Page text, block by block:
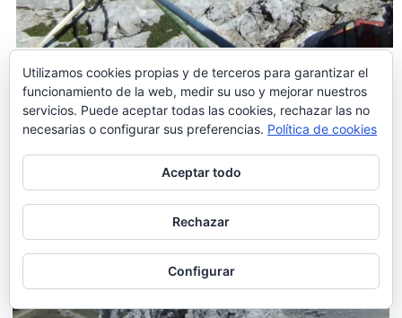
Placa final
Utilizamos cookies propias y de terceros para garantizar el
funcionamiento de la web, medir su uso y mejorar nuestros
servicios. Puede aceptar todas las cookies, rechazar las no
necesarias o configurar sus preferencias. Política de cookies
Aceptar todo
Rechazar
Configurar